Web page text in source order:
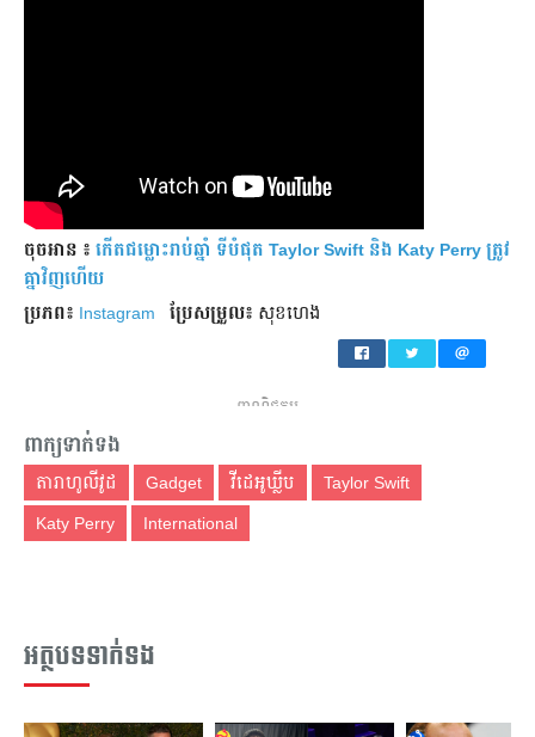
ចុចអាន ៖ កើតជម្លោះរាប់ឆ្នាំ ទីបំផុត Taylor Swift និង Katy Perry ត្រូវ
គ្នាវិញហើយ
ប្រភព៖ Instagram ប្រែ​សម្រួល៖ សុខហេង
ពាណិជ្ជកម្ម
ពាក្យទាក់ទង
តារាហូលីវូដ Gadget វីដេអូឃ្លីប Taylor Swift
Katy Perry International
អត្ថបទទាក់ទង